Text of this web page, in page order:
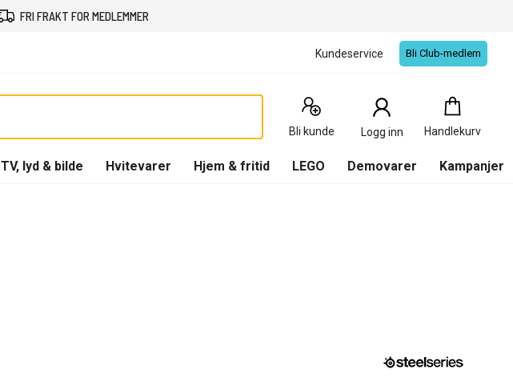
FRI FRAKT FOR MEDLEMMER
Kundeservice Bli Club-medlem
Bli kunde Logg inn Handlekurv
Handlekurv
0
Produkter
TV, lyd & bilde Hvitevarer Hjem & fritid LEGO Demovarer Kampanjer